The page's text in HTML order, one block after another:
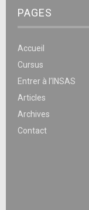
PAGES
Accueil
Cursus
Entrer à l’INSAS
Articles
Archives
Contact